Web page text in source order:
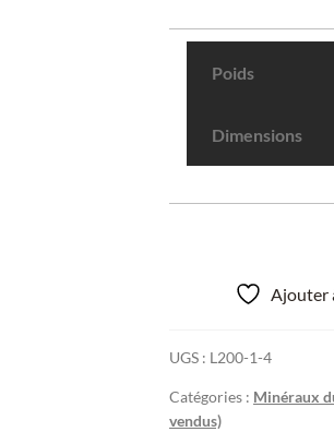
Poids
Dimensions
Ajouter
UGS : L200-1-4
Catégories : Minéraux
vendus)